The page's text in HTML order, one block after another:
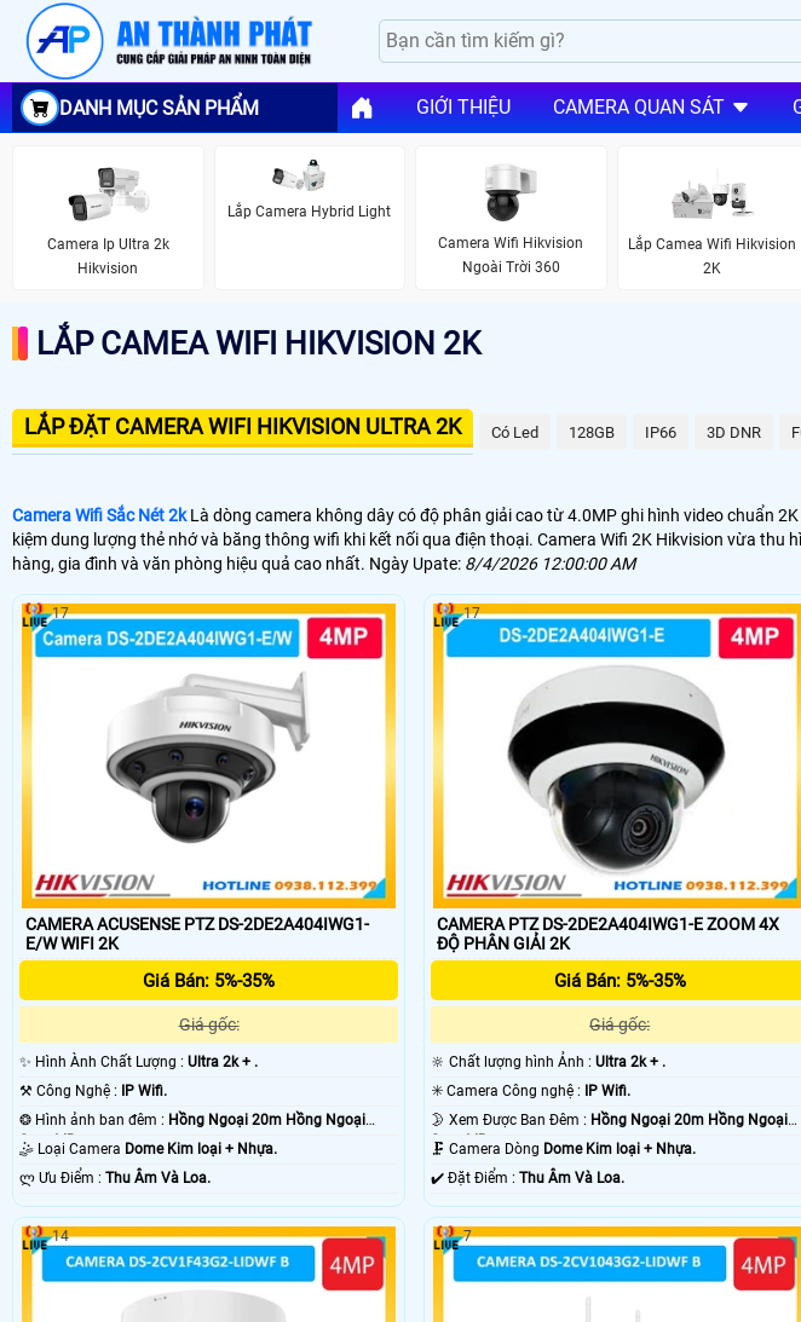
DANH MỤC SẢN PHẨM GIỚI THIỆU CAMERA QUAN SÁT
Camera Ip Ultra 2k
Hikvision
Lắp Camera Hybrid Light
Camera Wifi Hikvision
Ngoài Trời 360
Lắp Camea Wifi Hikvision
2K
LẮP CAMEA WIFI HIKVISION 2K
LẮP ĐẶT CAMERA WIFI HIKVISION ULTRA 2K Có Led 128GB IP66 3D DNR
Camera Wifi Sắc Nét 2kLà dòng camera không dây có độ phân giải cao từ 4.0MP ghi hình video chuẩn
kiệm dung lượng thẻ nhớ và băng thông wifi khi kết nối qua điện thoại. Camera Wifi 2K Hikvision vừa
hàng, gia đình và văn phòng hiệu quả cao nhất. Ngày Upate: 8/4/2026 12:00:00 AM
CAMERA ACUSENSE PTZ DS-2DE2A404IWG1-
E/W WIFI 2K
Giá Bán: 5%-35%
Giá gốc:
✨ Hình Ành Chất Lượng : Ultra 2k + .
⚒ Công Nghệ :
IP Wifi.
❂ Hình ảnh ban đêm : Hồng Ngoại 20m Hồng Ngoại
Smart IR.
🤹 Loại Camera Dome Kim loại + Nhựa.
️ლ Ưu Điểm : Thu Âm Và Loa.
17
CAMERA PTZ DS-2DE2A404IWG1-E ZOOM 4X
ĐỘ PHÂN GIẢI 2K
Giá Bán: 5%-35%
Giá gốc:
🔆 Chất lượng hình Ảnh : Ultra 2k + .
✳️ Camera Công nghệ :
IP Wifi.
🌛 Xem Được Ban Đêm : Hồng Ngoại 20m Hồng Ngoại
Smart IR.
🗜️ Camera Dòng Dome Kim loại + Nhựa.
️✔️ Đặt Điểm : Thu Âm Và Loa.
17
14 7